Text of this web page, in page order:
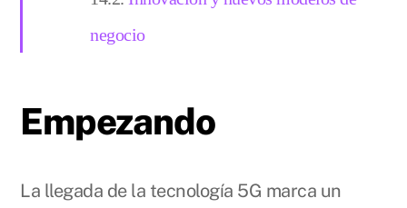
negocio
Empezando
La llegada de la tecnología 5G marca un